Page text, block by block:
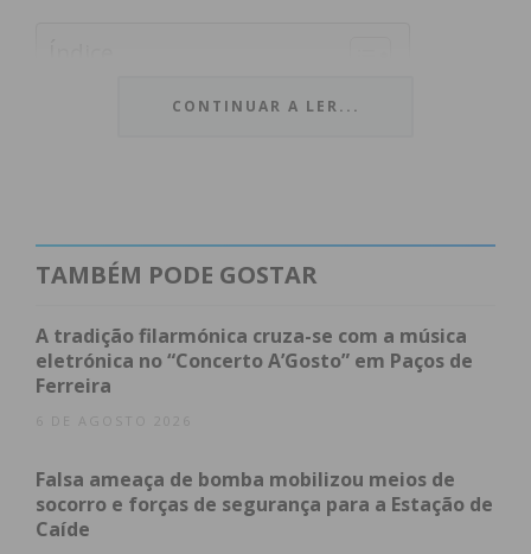
Mandado de detenção cumprido
A ação policial teve origem numa denúncia por
danos num condomínio. Ao chegarem ao local, os
uma residência arrombada, encontrando os três
suspeitos no seu interior.
domiciliária que permitiu a apreensão de diverso
material relacionado com a atividade criminosa:
CONTINUAR A LER...
TAMBÉM PODE GOSTAR
A tradição filarmónica cruza-se com a música
eletrónica no “Concerto A’Gosto” em Paços de
Ferreira
6 DE AGOSTO 2026
Falsa ameaça de bomba mobilizou meios de
socorro e forças de segurança para a Estação de
Caíde